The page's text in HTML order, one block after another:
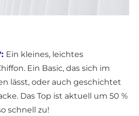
Ein kleines, leichtes
Ein Basic, das sich im
lässt, oder auch geschichtet
Das Top ist aktuell um 50 %
schnell zu!